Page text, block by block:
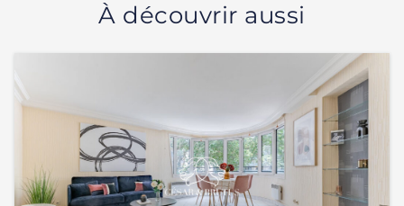
À découvrir aussi